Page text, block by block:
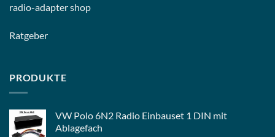
radio-adapter shop
Ratgeber
PRODUKTE
VW Polo 6N2 Radio Einbauset 1 DIN mit
Ablagefach